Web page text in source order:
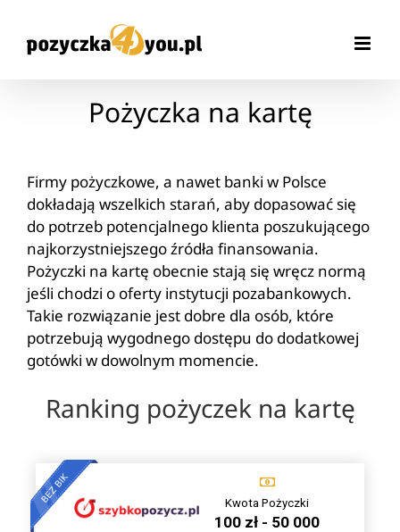
zawartości
Pożyczka na kartę
Firmy pożyczkowe, a nawet banki w Polsce
dokładają wszelkich starań, aby dopasować się
do potrzeb potencjalnego klienta poszukującego
najkorzystniejszego źródła finansowania.
Pożyczki na kartę obecnie stają się wręcz normą
jeśli chodzi o oferty instytucji pozabankowych.
Takie rozwiązanie jest dobre dla osób, które
potrzebują wygodnego dostępu do dodatkowej
gotówki w dowolnym momencie.
Ranking pożyczek na kartę
Kwota Pożyczki
100 zł - 50 000